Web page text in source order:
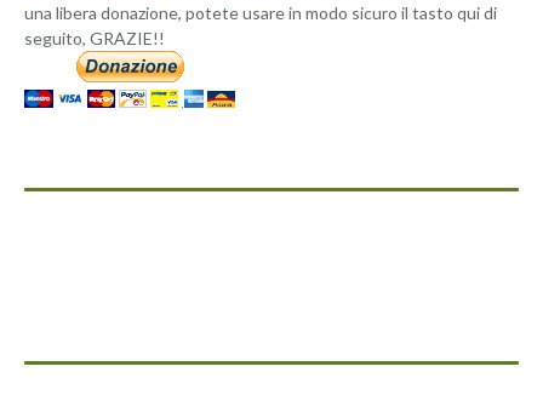
una libera donazione, potete usare in modo sicuro il tasto qui di
seguito, GRAZIE!!